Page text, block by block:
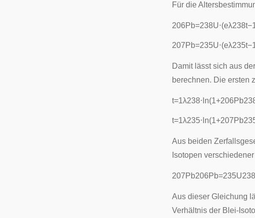
Für die
206Pb=238U⋅(eλ238t−
207Pb=235U⋅(eλ235t−
Damit lässt sich aus
berechnen. Die ersten
t=1λ238⋅ ln(1+206Pb23
t=1λ235⋅ ln(1+207Pb23
Aus beiden
Isotopen
207Pb206Pb=235U238
Aus dieser Gleichung
Verhältnis der Blei-